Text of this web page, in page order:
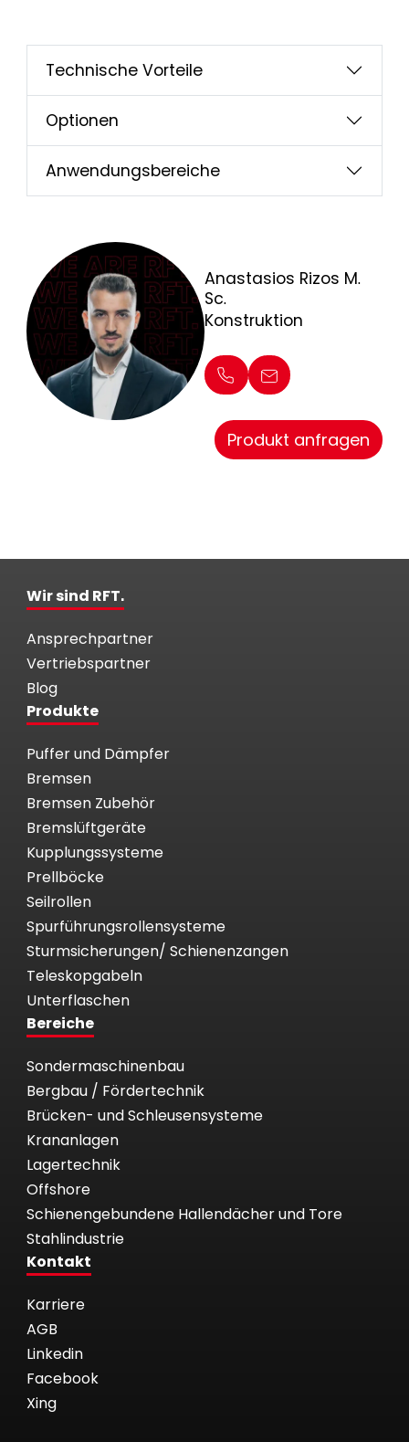
Technische Vorteile
Optionen
Anwendungsbereiche
Anastasios Rizos M.
Sc.
Konstruktion
Produkt anfragen
Wir sind RFT.
Ansprechpartner
Vertriebspartner
Blog
Produkte
Puffer und Dämpfer
Bremsen
Bremsen Zubehör
Bremslüftgeräte
Kupplungssysteme
Prellböcke
Seilrollen
Spurführungsrollensysteme
Sturmsicherungen/ Schienenzangen
Teleskopgabeln
Unterflaschen
Bereiche
Sondermaschinenbau
Bergbau / Fördertechnik
Brücken- und Schleusensysteme
Krananlagen
Lagertechnik
Offshore
Schienengebundene Hallendächer und Tore
Stahlindustrie
Kontakt
Karriere
AGB
Linkedin
Facebook
Xing